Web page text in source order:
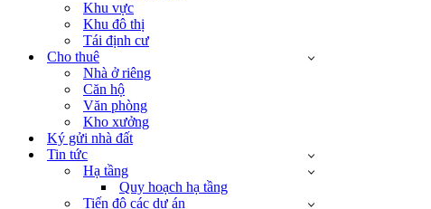
Khu vực
Khu đô thị
Tái định cư
Cho thuê
Nhà ở riêng
Căn hộ
Văn phòng
Kho xưởng
Ký gửi nhà đất
Tin tức
Hạ tầng
Quy hoạch hạ tầng
Tiến độ các dự án